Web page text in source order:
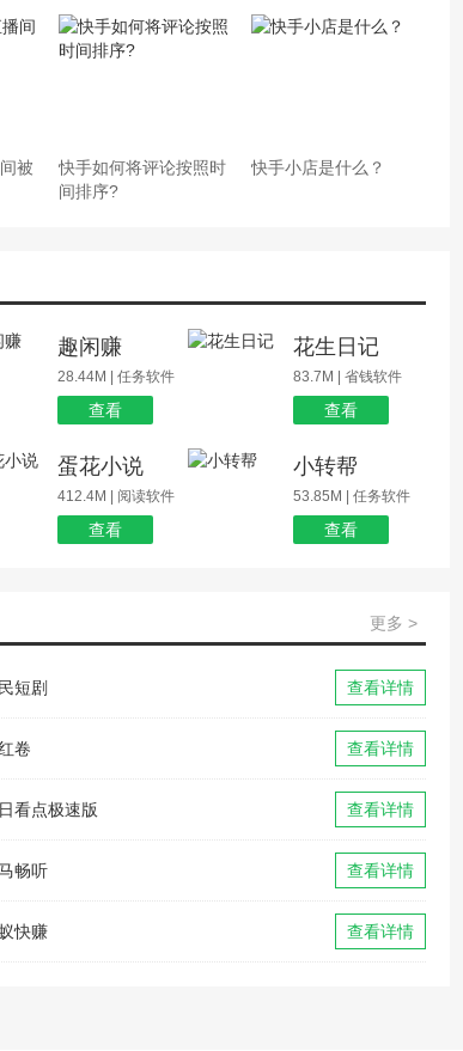
被
快手如何将评论按照时
间排序?
快手小店是什么？
趣闲赚
28.44M | 任务软件
查看
花生日记
83.7M | 省钱软件
查看
蛋花小说
412.4M | 阅读软件
查看
小转帮
53.85M | 任务软件
查看
更多 >
短剧 查看详情
卷 查看详情
看点极速版 查看详情
畅听 查看详情
快赚 查看详情